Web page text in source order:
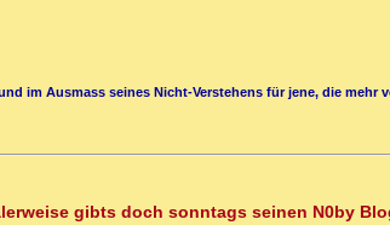
im Ausmass seines Nicht-Verstehens für jene, die mehr
gibts doch sonntags seinen N0by